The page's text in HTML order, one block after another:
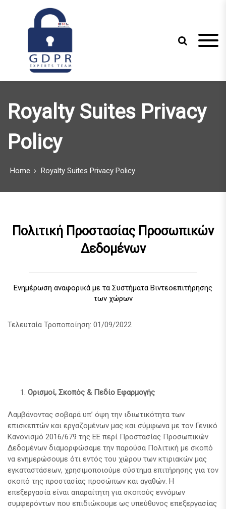
o GDPR Experts
Team
Royalty Suites Privacy
Policy
Home Royalty Suites Privacy Policy
Πολιτική Προστασίας Προσωπικών
Δεδομένων
Ενημέρωση αναφορικά με τα Συστήματα Βιντεοεπιτήρησης
των χώρων
Τελευταία Τροποποίηση: 01/09/2022
Ορισμοί, Σκοπός & Πεδίο Εφαρμογής
Λαμβάνοντας σοβαρά υπ’ όψη την ιδιωτικότητα των
επισκεπτών και εργαζομένων μας και σύμφωνα με τον Γενικό
Κανονισμό 2016/679 της ΕΕ περί Προστασίας Προσωπικών
Δεδομένων διαμορφώσαμε την παρούσα Πολιτική με σκοπό
να ενημερώσουμε ότι εντός του χώρου των κτιριακών μας
εγκαταστάσεων, χρησιμοποιούμε σύστημα επιτήρησης για τον
σκοπό της προστασίας προσώπων και αγαθών. Η
επεξεργασία είναι απαραίτητη για σκοπούς εννόμων
συμφερόντων που επιδιώκουμε ως υπεύθυνος επεξεργασίας